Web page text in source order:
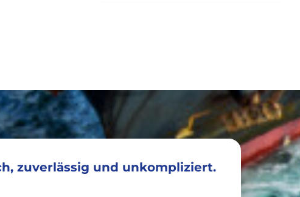
zuverlässig und unkompliziert.